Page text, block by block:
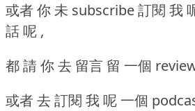
或者 你 未 subscribe 訂閱 我
話 呢 ,
都 請 你 去 留言 留 一個
或者 去 訂閱 我 呢 一個